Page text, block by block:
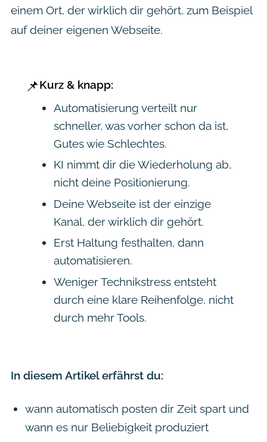
einem Ort, der wirklich dir gehört, zum Beispiel
auf deiner eigenen Webseite.
📌Kurz & knapp:
Automatisierung verteilt nur
schneller, was vorher schon da ist,
Gutes wie Schlechtes.
KI nimmt dir die Wiederholung ab,
nicht deine Positionierung.
Deine Webseite ist der einzige
Kanal, der wirklich dir gehört.
Erst Haltung festhalten, dann
automatisieren.
Weniger Technikstress entsteht
durch eine klare Reihenfolge, nicht
durch mehr Tools.
In diesem Artikel erfährst du:
wann automatisch posten dir Zeit spart und
wann es nur Beliebigkeit produziert